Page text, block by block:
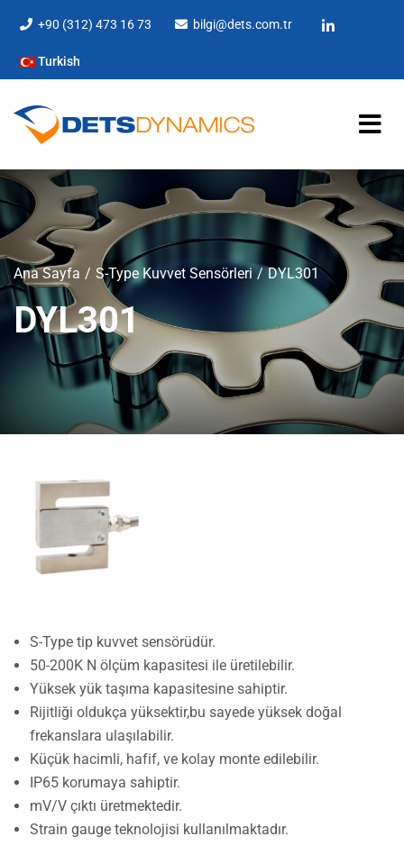
+90 (312) 473 16 73 bilgi@dets.com.tr
Turkish
Ana Sayfa S-Type Kuvvet Sensörleri DYL301
DYL301
S-Type tip kuvvet sensörüdür.
50-200K N ölçüm kapasitesi ile üretilebilir.
Yüksek yük taşıma kapasitesine sahiptir.
Rijitliği oldukça yüksektir,bu sayede yüksek doğal
frekanslara ulaşılabilir.
Küçük hacimli, hafif, ve kolay monte edilebilir.
IP65 korumaya sahiptir.
mV/V çıktı üretmektedir.
Strain gauge teknolojisi kullanılmaktadır.